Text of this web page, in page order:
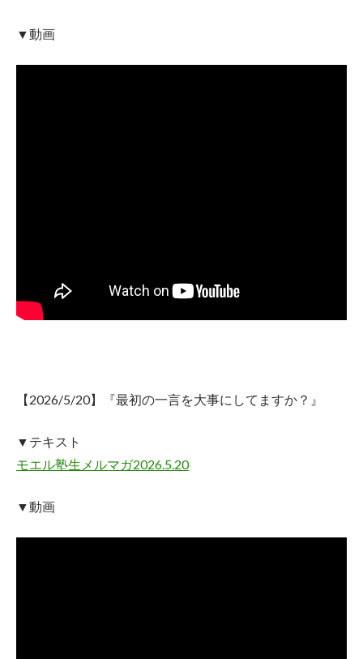
▼動画
【2026/5/20】 『最初の一言を大事にしてますか？』
▼テキスト
モエル塾生メルマガ2026.5.20
▼動画